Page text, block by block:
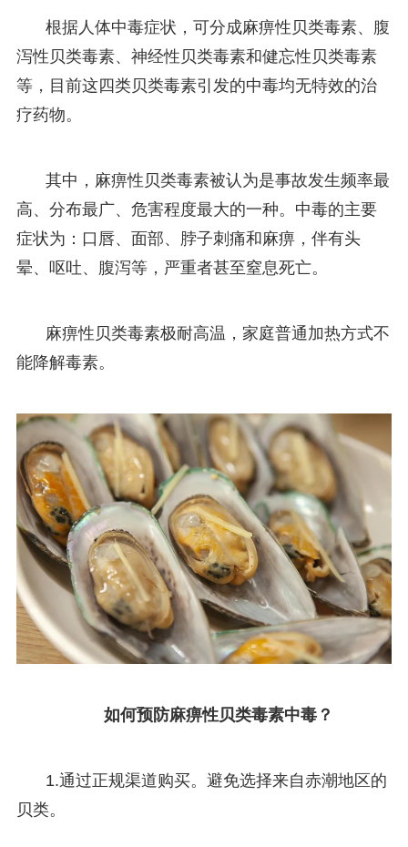
根据人体中毒症状，可分成麻痹性贝类毒素、腹
泻性贝类毒素、神经性贝类毒素和健忘性贝类毒素
等，目前这四类贝类毒素引发的中毒均无特效的治
疗药物。
其中，麻痹性贝类毒素被认为是事故发生频率最
高、分布最广、危害程度最大的一种。中毒的主要
症状为：口唇、面部、脖子刺痛和麻痹，伴有头
晕、呕吐、腹泻等，严重者甚至窒息死亡。
麻痹性贝类毒素极耐高温，家庭普通加热方式不
能降解毒素。
如何预防麻痹性贝类毒素中毒？
1.通过正规渠道购买。避免选择来自赤潮地区的
贝类。